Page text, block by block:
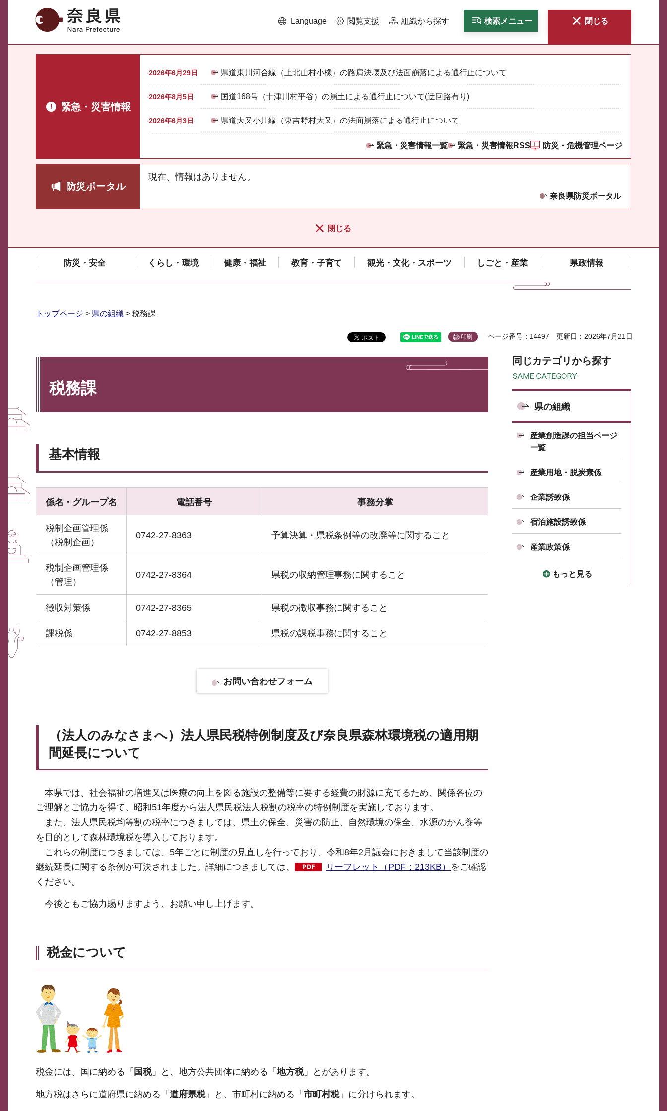
奈良県 Language 閲覧支援 組織から探す 検索メニュー 閉じる
緊急・災害情報
2026年6月29日 県道東川河合線（上北山村小橡）の路肩決壊及び法面崩落による通行止について
2026年8月5日 国道168号（十津川村平谷）の崩土による通行止について(迂回路有り)
2026年6月3日 県道大又小川線（東吉野村大又）の法面崩落による通行止について
緊急・災害情報一覧 緊急・災害情報RSS 防災・危機管理ページ
防災ポータル
現在、情報はありません。
奈良県防災ポータル
閉じる
防災・安全 くらし・環境 健康・福祉 教育・子育て 観光・文化・スポーツ しごと・産業 県政情報
トップページ > 県の組織 > 税務課
印刷 ページ番号：14497 更新日：2026年7月21日
税務課
基本情報
係名・グループ名 電話番号 事務分掌
税制企画管理係
（税制企画）
0742-27-8363 予算決算・県税条例等の改廃等に関すること
税制企画管理係
（管理）
0742-27-8364 県税の収納管理事務に関すること
徴収対策係 0742-27-8365 県税の徴収事務に関すること
課税係 0742-27-8853 県税の課税事務に関すること
（法人のみなさまへ）法人県民税特例制度及び奈良県森林環境税の適用期
間延長について
本県では、社会福祉の増進又は医療の向上を図る施設の整備等に要する経費の財源に充てるため、関係各位の
ご理解とご協力を得て、昭和51年度から法人県民税法人税割の税率の特例制度を実施しております。
また、法人県民税均等割の税率につきましては、県土の保全、災害の防止、自然環境の保全、水源のかん養等
を目的として森林環境税を導入しております。
これらの制度につきましては、5年ごとに制度の見直しを行っており、令和8年2月議会におきまして当該制度の
継続延長に関する条例が可決されました。詳細につきましては、
リーフレット（PDF：213KB） をご確認
ください。
今後ともご協力賜りますよう、お願い申し上げます。
税金について
税金には、国に納める「 国税」と、地方公共団体に納める「地方税」とがあります。
地方税はさらに道府県に納める「 道府県税」と、市町村に納める「 市町村税」に分けられます。
同じカテゴリから探す
県の組織
産業創造課の担当ページ
一覧
産業用地・脱炭素係
企業誘致係
宿泊施設誘致係
産業政策係
もっと見る